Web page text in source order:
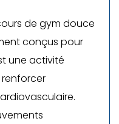
de gym douce
conçus pour
une activité